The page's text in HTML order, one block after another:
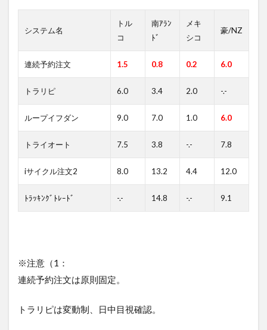
システム名
トル
コ
南ｱﾗﾝ
ﾄﾞ
メキ
シコ
豪/NZ
連続予約注文 1.5 0.8 0.2 6.0
トラリピ 6.0 3.4 2.0 -.-
ループイフダン 9.0 7.0 1.0 6.0
トライオート 7.5 3.8 -.- 7.8
iサイクル注文2 8.0 13.2 4.4 12.0
ﾄﾗｯｷﾝｸﾞﾄﾚｰﾄﾞ -.- 14.8 -.- 9.1
※注意（1：
連続予約注文は原則固定。
トラリピは変動制、日中目視確認。